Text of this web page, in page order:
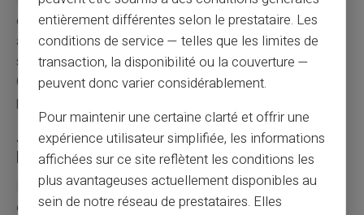
des tiers non autorisés. Le chiffrement des données
assure leur protection lors des échanges. Card Veritas
s'engage à respecter la vie privée de ses utilisateurs.
Cette protection contraste avec certaines pratiques de
partage de données bancaires.
Avantages spécifiques pour les non-
bancarisés
inclusion financièreconstitue l'objectif principal de
ces solutions alternatives. Les personnes exclues du
entièrement différentes selon le prestataire. Les
conditions de service — telles que les limites de
transaction, la disponibilité ou la couverture —
peuvent donc varier considérablement.
Pour maintenir une certaine clarté et offrir une
expérience utilisateur simplifiée, les informations
affichées sur ce site reflètent les conditions les
plus avantageuses actuellement disponibles au
sein de notre réseau de prestataires. Elles